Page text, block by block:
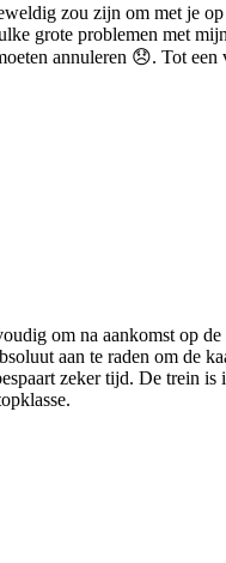
zou zijn om met je op
grote problemen met
annuleren 😞. Tot een
om na aankomst op
aan te raden om de
zeker tijd. De trein